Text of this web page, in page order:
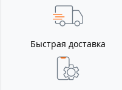
Быстрая доставка